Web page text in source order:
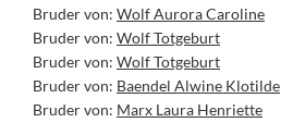
Bruder von: Wolf Aurora Caroline
Bruder von: Wolf Totgeburt
Bruder von: Wolf Totgeburt
Bruder von: Baendel Alwine Klotilde
Bruder von: Marx Laura Henriette